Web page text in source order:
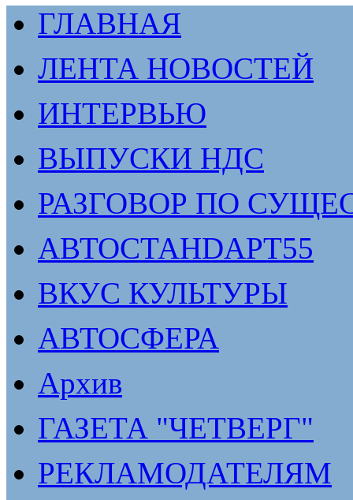
ГЛАВНАЯ
ЛЕНТА НОВОСТЕЙ
ИНТЕРВЬЮ
ВЫПУСКИ НДС
РАЗГОВОР ПО
АВТОСТАНDАРТ55
ВКУС КУЛЬТУРЫ
АВТОСФЕРА
Архив
ГАЗЕТА "ЧЕТВЕРГ"
РЕКЛАМОДАТЕЛЯМ